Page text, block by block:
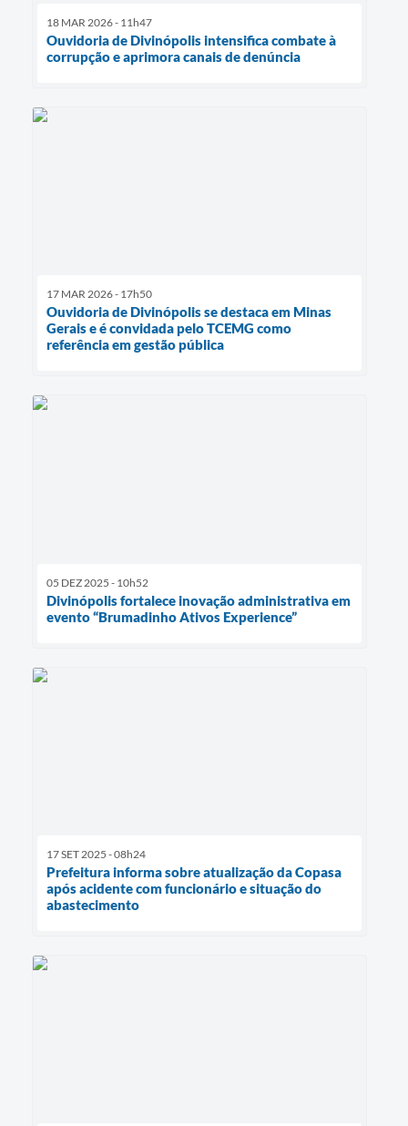
18 MAR 2026 - 11h47
Ouvidoria de Divinópolis intensifica combate à
corrupção e aprimora canais de denúncia
17 MAR 2026 - 17h50
Ouvidoria de Divinópolis se destaca em Minas
Gerais e é convidada pelo TCEMG como
referência em gestão pública
05 DEZ 2025 - 10h52
Divinópolis fortalece inovação administrativa em
evento “Brumadinho Ativos Experience”
17 SET 2025 - 08h24
Prefeitura informa sobre atualização da Copasa
após acidente com funcionário e situação do
abastecimento